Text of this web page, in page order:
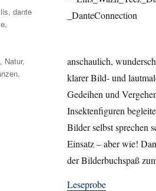
anschaulich,
klarer Bild- und
Gedeihen und
Insektenfiguren
Bilder selbst sprechen
Einsatz – aber wie!
der Bilderbuchspaß
Leseprobe
,dante
,
, Natur,
,